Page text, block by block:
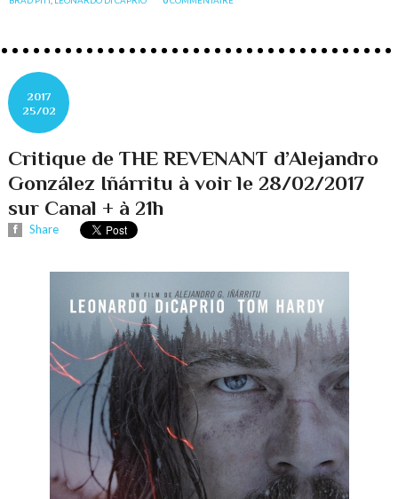
2017
25/02
Critique de THE REVENANT d’Alejandro
González Iñárritu à voir le 28/02/2017
sur Canal + à 21h
Share